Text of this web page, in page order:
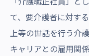
て、要介護者に対す
上等の世話を行う介
キャリアとの雇用関